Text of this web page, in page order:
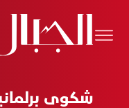
شكوى